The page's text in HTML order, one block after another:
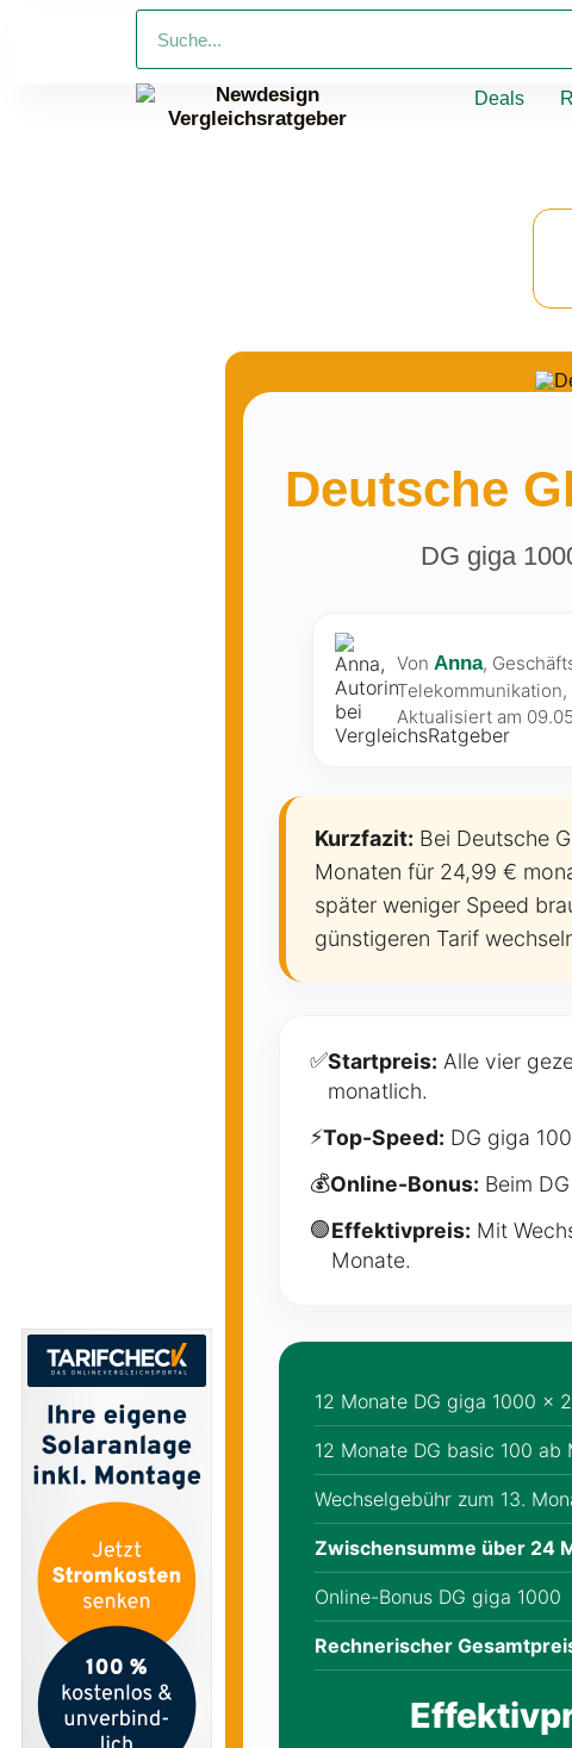
Deals
Deutsche
DG giga
Von Anna,
Telekommunikation,
Aktualisiert am
Kurzfazit: Bei Deutsche
Monaten für 24,99 €
später weniger Speed
günstigeren Tarif
✅Startpreis: Alle vier
monatlich.
⚡Top-Speed: DG giga
💰Online-Bonus: Beim
🟢Effektivpreis: Mit
Monate.
12 Monate DG giga 1000 x
12 Monate DG basic 100
Wechselgebühr zum 13.
Zwischensumme über 24
Online-Bonus DG giga 1000
Rechnerischer